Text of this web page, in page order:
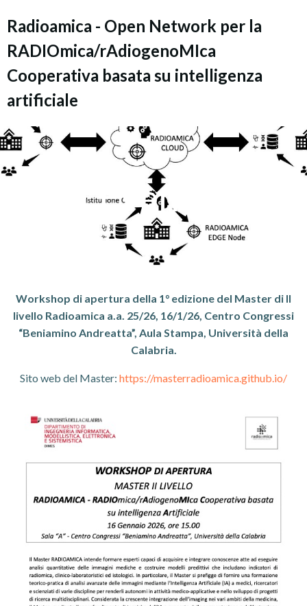
al
Radioamica - Open Network per la
RADIOmica/rAdiogenoMIca
Cooperativa basata su intelligenza
artificiale
Events
Workshop di apertura della 1° edizione del Master di II
livello Radioamica a.a. 25/26, 16/1/26, Centro Congressi
“Beniamino Andreatta”, Aula Stampa, Università della
Calabria.
Sito web del Master: https://masterradioamica.github.io/